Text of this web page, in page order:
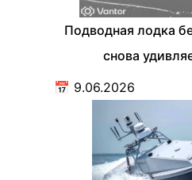
Подводная лодка
снова
📅 9.06.2026